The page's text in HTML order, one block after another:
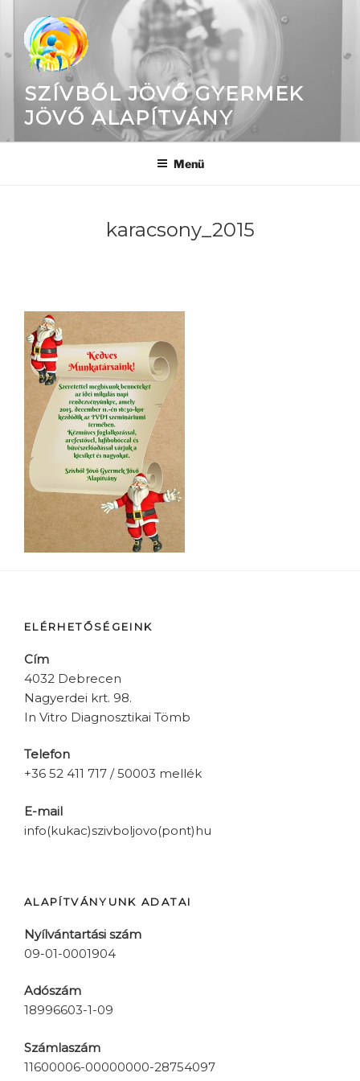
SZÍVBŐL JÖVŐ GYERMEK
JÖVŐ ALAPÍTVÁNY
Menü
karacsony_2015
ELÉRHETŐSÉGEINK
Cím
4032 Debrecen
Nagyerdei krt. 98.
In Vitro Diagnosztikai Tömb
Telefon
+36 52 411 717 / 50003 mellék
E-mail
info(kukac)szivboljovo(pont)hu
ALAPÍTVÁNYUNK ADATAI
Nyílvántartási szám
09-01-0001904
Adószám
18996603-1-09
Számlaszám
11600006-00000000-28754097